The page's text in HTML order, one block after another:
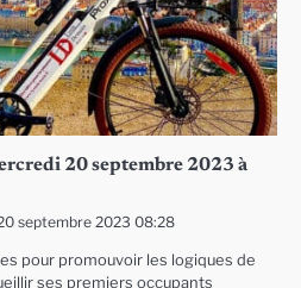
20 septembre 2023 à
septembre 2023 08:28
pour promouvoir les logiques de
ses premiers occupants